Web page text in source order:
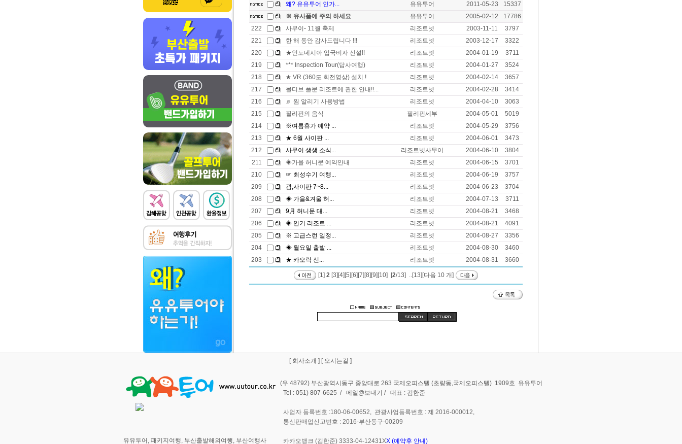
왜? 유유투어 인가... 유유투어 2011-05-23
15337
※ 유사품에 주의 하세요
유유투어 2005-02-12
17786
222
사무이- 11월 축제 리조트넷 2003-11-11
3797
221
한 해 동안 감사드립니다 !!! 리조트넷 2003-12-17
3322
220
★인도네시아 입국비자 신설!! 리조트넷 2004-01-19
3711
219
*** Inspection Tour(답사여행) 리조트넷 2004-01-27
3524
218
★ VR (360도 회전영상) 설치 ! 리조트넷 2004-02-14
3657
217
몰디브 풀문 리조트에 관한 안내!!... 리조트넷 2004-02-28
3414
216
♬ 찜 알리기 사용방법 리조트넷 2004-04-10
3063
215
필리핀의 음식 필리핀세부 2004-05-01
5019
214
※여름휴가 예약 ... 리조트넷 2004-05-29
3756
213
★ 6월 사이판 ... 리조트넷 2004-06-01
3473
212
사무이 생생 소식... 리조트넷사무이 2004-06-10
3804
211
◈가을 허니문 예약안내 리조트넷 2004-06-15
3701
210
☞ 최성수기 여행... 리조트넷 2004-06-19
3757
209
괌,사이판 7~8... 리조트넷 2004-06-23
3704
208
◈ 가을&겨울 허... 리조트넷 2004-07-13
3711
207
9月 허니문 대... 리조트넷 2004-08-21
3468
206
◈ 인기 리조트 ... 리조트넷 2004-08-21
4091
205
※ 고급스런 일정... 리조트넷 2004-08-27
3356
204
◈ 월요일 출발 ... 리조트넷 2004-08-30
3460
203
★ 카오락 신... 리조트넷 2004-08-31 3660
[1] 2 [3] [4] [5] [6] [7] [8] [9] [10] [2/13] ..[13] [다음 10 개]
유유투어, 패키지여행, 부산출발해외여행, 부산여행사
[ 회사소개 ] [ 오시는길 ]
(우 48792) 부산광역시동구 중앙대로 263 국제오피스텔 (초량동,국제오피스텔) 1909호 유유투어
Tel : 051) 807-6625 / 메일@보내기 / 대표 : 김한준
사업자 등록번호 :180-06-00652, 관광사업등록번호 : 제 2016-000012,
통신판매업신고번호 : 2016-부산동구-00209
카카오뱅크 (김한준) 3333-04-12431XX (예약후 안내)